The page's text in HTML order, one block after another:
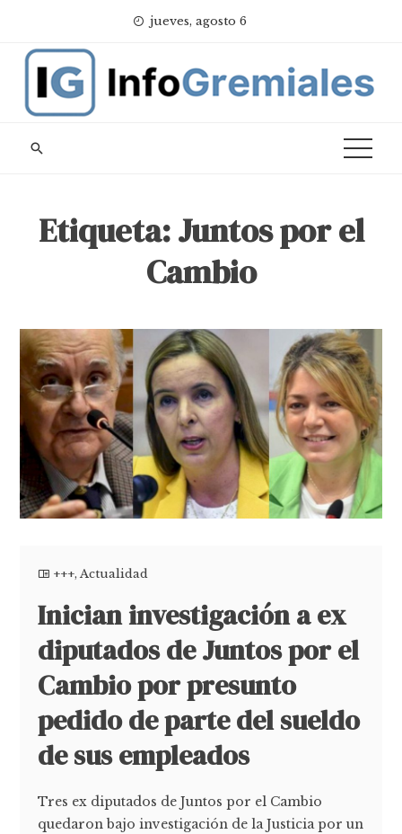
content
jueves, agosto 6
Etiqueta:Juntos por el
Cambio
+++,Actualidad
Inician investigación a ex
diputados de Juntos por el
Cambio por presunto
pedido de parte del sueldo
de sus empleados
Tres ex diputados de Juntos por el Cambio
quedaron bajo investigación de la Justicia por un